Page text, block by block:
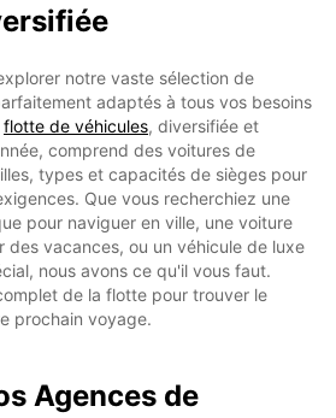
notre vaste sélection de
adaptés à tous vos besoins
flotte de véhicules, diversifiée et
comprend des voitures de
types et capacités de sièges pour
Que vous recherchiez une
pour naviguer en ville, une voiture
des vacances, ou un véhicule de luxe
nous avons ce qu'il vous faut.
de la flotte pour trouver le
prochain voyage.
Agences de